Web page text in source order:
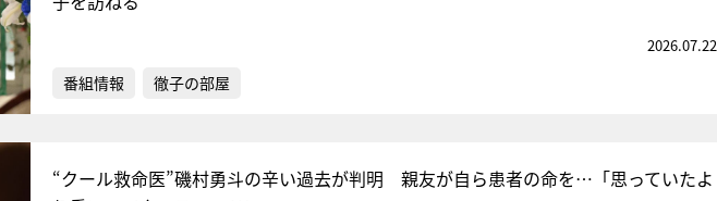
2026.07.22
番組情報 徹子の部屋
“クール救命医”磯村勇斗の辛い過去が判明 親友が自ら患者の命を…「思っていたよ